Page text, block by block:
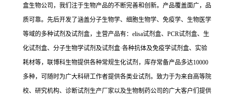
盒生物公司，我们注于生物产品的不断完善和创新。产品覆盖面广，品
质可靠。先后开发了涵盖分子生物学、细胞生物学、免疫学、生物医学
等域的多种试剂及试剂盒，主营产品有：elisa试剂盒、PCR试剂盒、生
化试剂盒、分子生物学试剂及试剂盒·各种抗体及免疫学试剂盒、实验
耗材等，联博科生物提供各种常规生化试剂，库存常备产品多达10000
多种，可随时为广大科研工作者提供各类业试剂。致力于为来自高等院
校、研究机构、诊断试剂生产厂家以及生物制药公司的广大客户们提供